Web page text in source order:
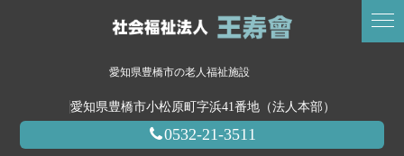
愛知県豊橋市の老人福祉施設
愛知県豊橋市小松原町字浜41番地（法人本部）
0532-21-3511